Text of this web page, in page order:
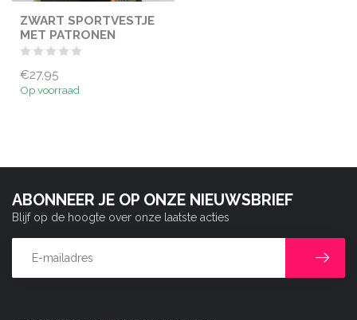
ZWART SPORTVESTJE
MET PATRONEN
€27,95
Op voorraad
ABONNEER JE OP ONZE NIEUWSBRIEF
Blijf op de hoogte over onze laatste acties